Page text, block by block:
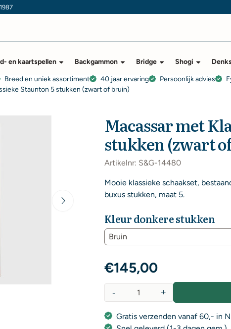
en kaartspellen Backgammon Bridge Shogi
Breed en uniek assortiment 40 jaar ervaring Persoonlijk advies
Staunton 5 stukken (zwart of bruin)
Macassar met
stukken (zwart
Artikelnr: S&G-14480
Mooie klassieke schaakset,
buxus stukken, maat 5.
Kleur donkere stukken
€145,00
+
-
Gratis verzenden vanaf 60,- in